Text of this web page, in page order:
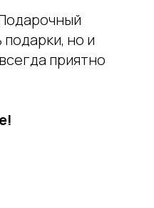
но и
приятно